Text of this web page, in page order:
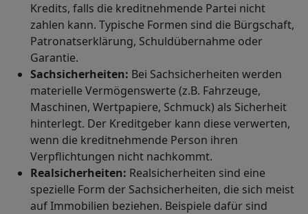
Kredits, falls die kreditnehmende Partei nicht
zahlen kann. Typische Formen sind die Bürgschaft,
Patronatserklärung, Schuldübernahme oder
Garantie.
Sachsicherheiten: Bei Sachsicherheiten werden
materielle Vermögenswerte (z.B. Fahrzeuge,
Maschinen, Wertpapiere, Schmuck) als Sicherheit
hinterlegt. Der Kreditgeber kann diese verwerten,
wenn die kreditnehmende Person ihren
Verpflichtungen nicht nachkommt.
Realsicherheiten: Realsicherheiten sind eine
spezielle Form der Sachsicherheiten, die sich meist
auf Immobilien beziehen. Beispiele dafür sind